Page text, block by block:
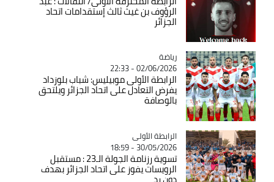
الرؤوف بن غيث ثالث إستقدامات اتحاد
الجزائر
Catégorie
رياضة
02/06/2026 - 22:33
الرابطة الأولى موبيليس: شباب بلوزداد
يفرض التعادل على اتحاد الجزائر ويلتحق
بالوصافة
Catégorie
الرابطة الأولى
30/05/2026 - 18:59
تسوية رزنامة الجولة الـ23 : مستقبل
الرويسات يفوز على اتحاد الجزائر بهدف